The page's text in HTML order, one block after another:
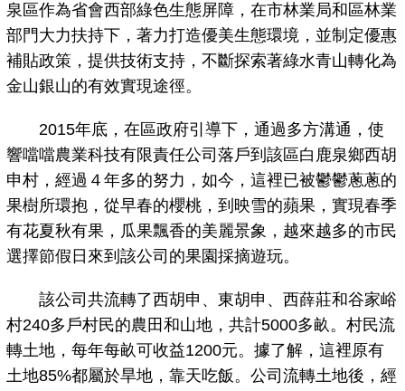
泉區作為省會西部綠色生態屏障，在市林業局和區林業
部門大力扶持下，著力打造優美生態環境，並制定優惠
補貼政策，提供技術支持，不斷探索著綠水青山轉化為
金山銀山的有效實現途徑。
2015年底，在區政府引導下，通過多方溝通，使
響噹噹農業科技有限責任公司落戶到該區白鹿泉鄉西胡
申村，經過４年多的努力，如今，這裡已被鬱鬱蔥蔥的
果樹所環抱，從早春的櫻桃，到映雪的蘋果，實現春季
有花夏秋有果，瓜果飄香的美麗景象，越來越多的市民
選擇節假日來到該公司的果園採摘遊玩。
該公司共流轉了西胡申、東胡申、西薛莊和谷家峪
村240多戶村民的農田和山地，共計5000多畝。村民流
轉土地，每年每畝可收益1200元。據了解，這裡原有
土地85%都屬於旱地，靠天吃飯。公司流轉土地後，經